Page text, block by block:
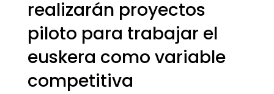
realizarán proyectos
piloto para trabajar el
euskera como variable
competitiva